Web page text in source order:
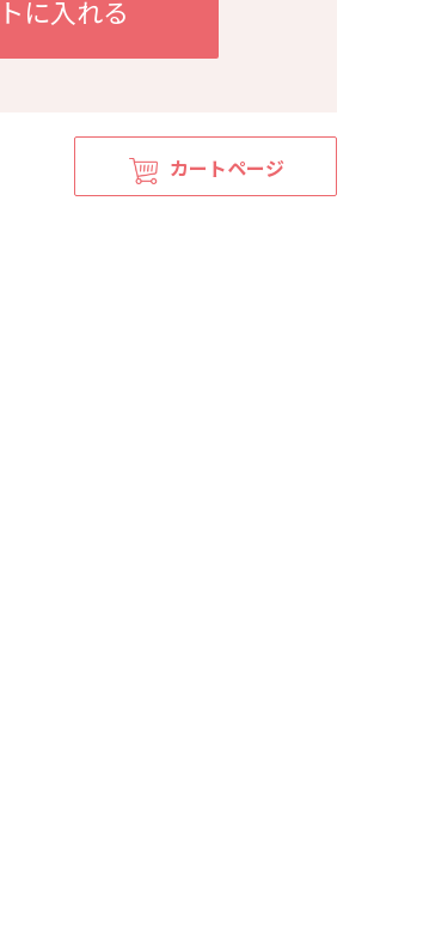
カートページ